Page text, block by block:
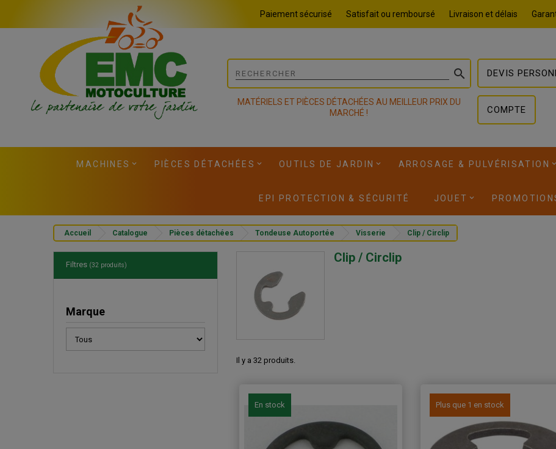
Paiement sécurisé Satisfait ou remboursé Livraison et délais

MATÉRIELS ET PIÈCES DÉTACHÉES AU MEILLEUR PRIX DU
MARCHÉ !
DEVIS
COMPTE
MACHINES PIÈCES DÉTACHÉES OUTILS DE JARDIN ARROSAGE & PULVÉRISATION
EPI PROTECTION & SÉCURITÉ JOUET
Accueil Catalogue Pièces détachées Tondeuse Autoportée Visserie Clip / Circlip
Filtres (32 produits)
Marque
Clip / Circlip
Il y a 32 produits.
En stock Plus que 1 en stock